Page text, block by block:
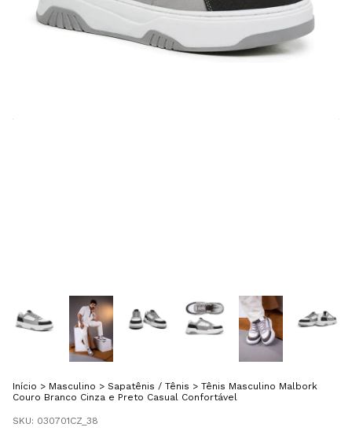
Início > Masculino > Sapatênis / Tênis > Tênis Masculino Malbork
Couro Branco Cinza e Preto Casual Confortável
SKU: 030701CZ_38